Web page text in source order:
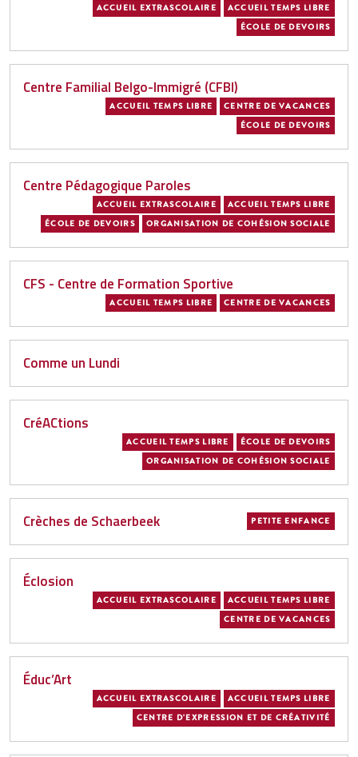
ACCUEIL EXTRASCOLAIRE
ACCUEIL TEMPS LIBRE
ÉCOLE DE DEVOIRS
Centre Familial Belgo-Immigré (CFBI)
ACCUEIL TEMPS LIBRE
CENTRE DE VACANCES
ÉCOLE DE DEVOIRS
Centre Pédagogique Paroles
ACCUEIL EXTRASCOLAIRE
ACCUEIL TEMPS LIBRE
ÉCOLE DE DEVOIRS
ORGANISATION DE COHÉSION SOCIALE
CFS - Centre de Formation Sportive
ACCUEIL TEMPS LIBRE CENTRE DE VACANCES
Comme un Lundi
CréACtions
ACCUEIL TEMPS LIBRE
ÉCOLE DE DEVOIRS
ORGANISATION DE COHÉSION SOCIALE
Crèches de Schaerbeek PETITE ENFANCE
Éclosion
ACCUEIL EXTRASCOLAIRE
ACCUEIL TEMPS LIBRE
CENTRE DE VACANCES
Éduc’Art
ACCUEIL EXTRASCOLAIRE
ACCUEIL TEMPS LIBRE
CENTRE D'EXPRESSION ET DE CRÉATIVITÉ